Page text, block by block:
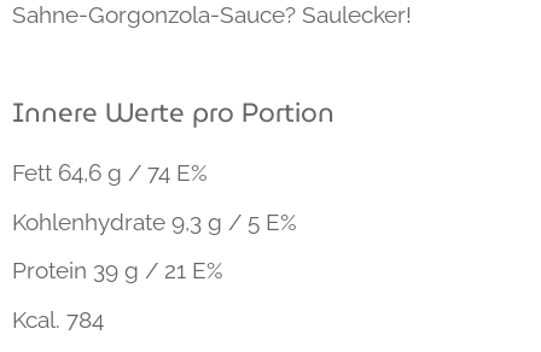
Sahne-Gorgonzola-Sauce? Saulecker!
Innere Werte pro Portion
Fett 64,6 g / 74 E%
Kohlenhydrate 9,3 g / 5 E%
Protein 39 g / 21 E%
Kcal. 784